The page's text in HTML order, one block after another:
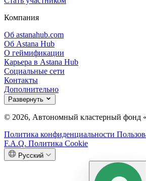
Компания
Об astanahub.com
Об Astana Hub
О геймификации
Карьера в Astana Hub
Социальные сети
Контакты
Дополнительно
Развернуть
© 2026, Автономный кластерный фонд
Политика конфиденциальности
F.A.Q. Политика Cookie
Русский